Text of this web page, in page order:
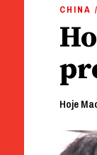
CHINA
Hoje